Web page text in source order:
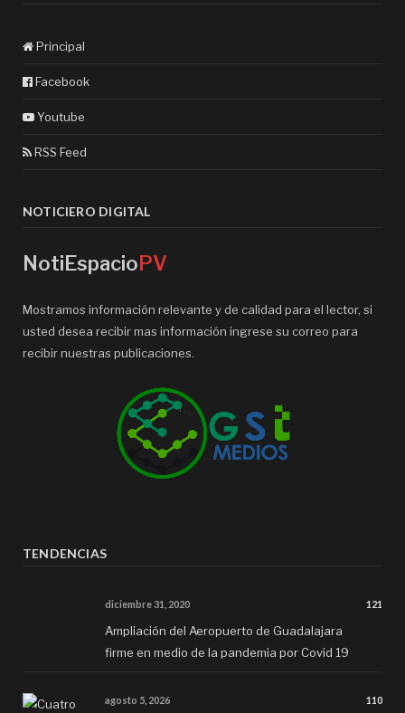
Principal
Facebook
Youtube
RSS Feed
NOTICIERO DIGITAL
NotiEspacioPV
Mostramos información relevante y de calidad para el lector, si
usted desea recibir mas información ingrese su correo para
recibir nuestras publicaciones.
TENDENCIAS
diciembre 31, 2020 121
Ampliación del Aeropuerto de Guadalajara
firme en medio de la pandemia por Covid 19
agosto 5, 2026 110